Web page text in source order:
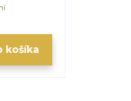
košíka